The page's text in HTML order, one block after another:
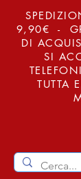
9,90€ -
DI
SI
TUTTA